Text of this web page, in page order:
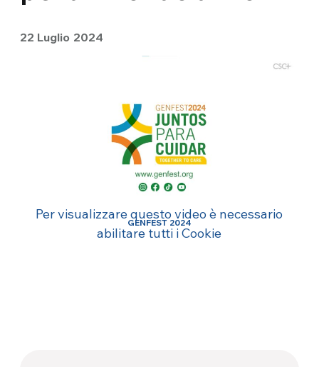
22 Luglio 2024
GENFEST 2024
Per visualizzare questo video è necessario
abilitare tutti i Cookie